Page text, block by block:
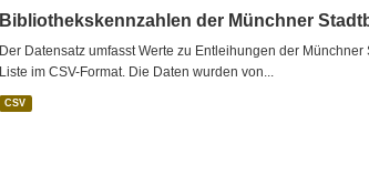
Bibliothekskennzahlen der Münchner
Der Datensatz umfasst Werte zu Entleihungen der
Liste im CSV-Format. Die Daten wurden von...
CSV